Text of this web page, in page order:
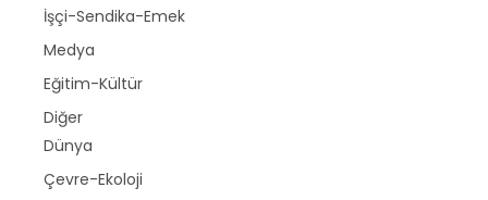
İşçi-Sendika-Emek
Medya
Eğitim-Kültür
Diğer
Dünya
Çevre-Ekoloji